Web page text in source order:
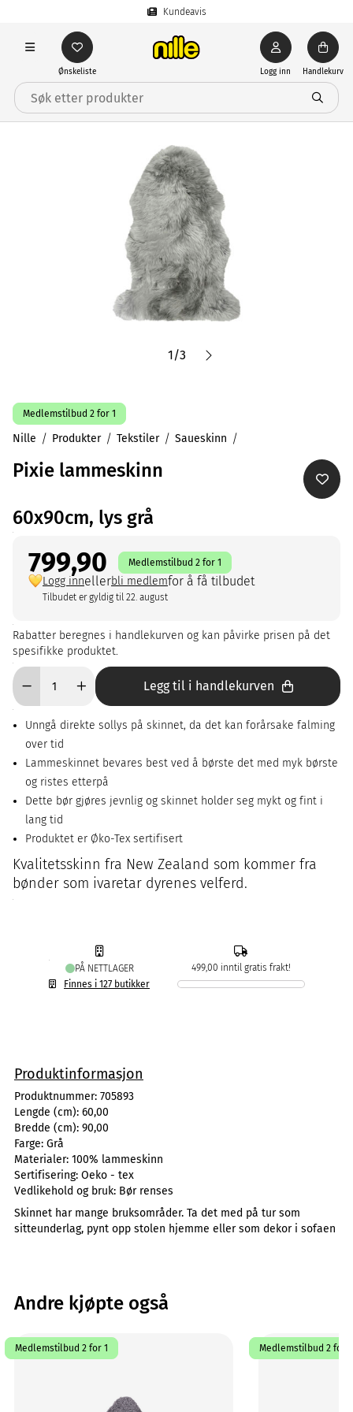
Kundeavis
Ønskeliste Logg inn Handlekurv
1/3
Medlemstilbud 2 for 1
Nille Produkter Tekstiler Saueskinn
Pixie lammeskinn
60x90cm, lys grå
799,90 Medlemstilbud 2 for 1
Logg innellerbli medlemfor å få tilbudet
Tilbudet er gyldig til 22. august
Rabatter beregnes i handlekurven og kan påvirke prisen på det
spesifikke produktet.
Legg til i handlekurven
Unngå direkte sollys på skinnet, da det kan forårsake falming
over tid
Lammeskinnet bevares best ved å børste det med myk børste
og ristes etterpå
Dette bør gjøres jevnlig og skinnet holder seg mykt og fint i
lang tid
Produktet er Øko-Tex sertifisert
Kvalitetsskinn fra New Zealand som kommer fra
bønder som ivaretar dyrenes velferd.
PÅ NETTLAGER
Finnes i 127 butikker
499,00 inntil gratis frakt!
Produktinformasjon
Produktnummer: 705893
Lengde (cm): 60,00
Bredde (cm): 90,00
Farge: Grå
Materialer: 100% lammeskinn
Sertifisering: Oeko - tex
Vedlikehold og bruk: Bør renses
Skinnet har mange bruksområder. Ta det med på tur som
sitteunderlag, pynt opp stolen hjemme eller som dekor i sofaen
Andre kjøpte også
Medlemstilbud 2 for 1 Medlemstilbud 2 for 1